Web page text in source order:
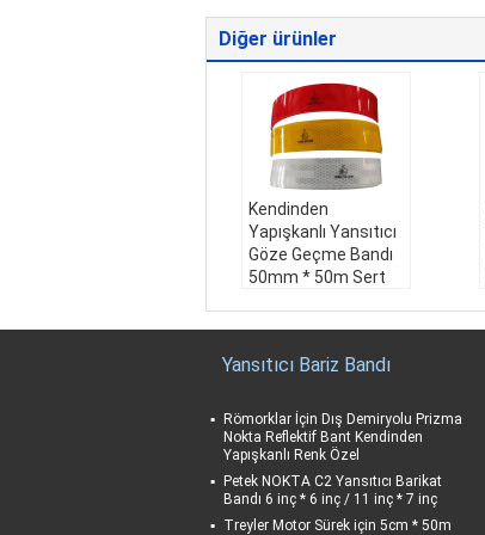
Diğer ürünler
Kendinden
Yapışkanlı Yansıtıcı
Göze Geçme Bandı
50mm * 50m Sert
rmızı
m
Kullanım:Kendinde
n yapışkanlı
Uygulama:Kamyonl
ar, Arabalar, Römorkl
ar
Yansıtıcı Bariz Bandı
Römorklar İçin Dış Demiryolu Prizma
Nokta Reflektif Bant Kendinden
Yapışkanlı Renk Özel
Petek NOKTA C2 Yansıtıcı Barikat
Bandı 6 inç * 6 inç / 11 inç * 7 inç
Treyler Motor Sürek için 5cm * 50m